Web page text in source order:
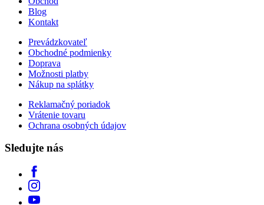
Blog
Kontakt
Prevádzkovateľ
Obchodné podmienky
Doprava
Možnosti platby
Nákup na splátky
Reklamačný poriadok
Vrátenie tovaru
Ochrana osobných údajov
Sledujte nás